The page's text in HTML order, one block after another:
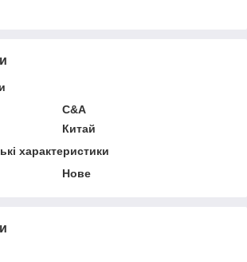
С&A
Китай
характеристики
Нове